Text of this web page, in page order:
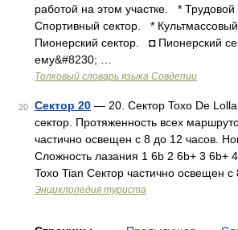
работой на этом участке. *
Спортивный сектор. *
Пионерский сектор. ◘ Пионерский
ему&#8230; …
Толковый словарь языка Совдепии
20 Сектор 20 — 20. Сектор Toxo De
сектор. Протяженность всех
частично освещен с 8 до 12 часов.
Сложность лазания 1 6b 2 6b+ 3 6b+
Toxo Tian Сектор частично освещен с
Энциклопедия туриста